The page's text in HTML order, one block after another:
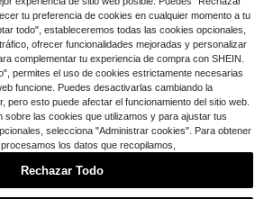
de unic
Rollo de 5m de papel kraft con esta
mpado a cuadros de un solo lado, 4
3cm x 500cm, papel de regalo grue
so para Navidad, Año Nuevo, cumpl
eaños, despedida de soltera, decor
ación navideña
#5 Más vendidos en Accesorios De Embalaje De Regalo
$5.68 -25% con cupón
1
tu preferencia de cookies en cualquier momento a tu
todo", estableceremos todas las cookies opcionales,
ofrecer funcionalidades mejoradas y personalizar
complementar tu experiencia de compra con SHEIN.
permites el uso de cookies estrictamente necesarias
funcione. Puedes desactivarlas cambiando la
pero esto puede afectar el funcionamiento del sitio web.
sobre las cookies que utilizamos y para ajustar tus
selecciona "Administrar cookies". Para obtener
los datos que recopilamos,
Rechazar Todo